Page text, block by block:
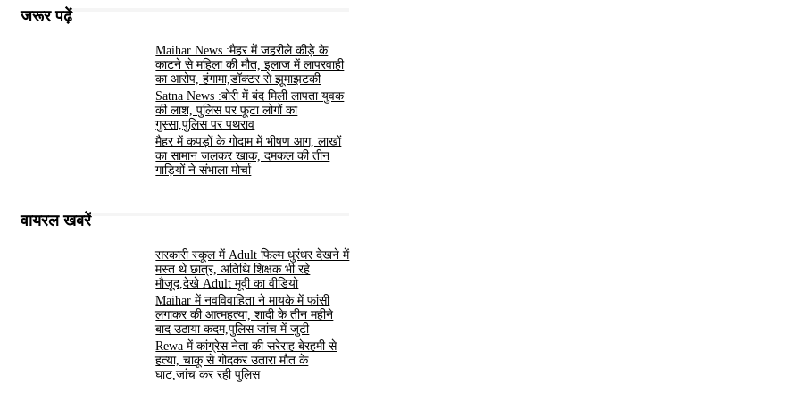
जरूर पढ़ें
Maihar News :मैहर में जहरीले कीड़े के
काटने से महिला की मौत, इलाज में लापरवाही
का आरोप, हंगामा,डॉक्टर से झूमाझटकी
Satna News :बोरी में बंद मिली लापता युवक
की लाश, पुलिस पर फूटा लोगों का
गुस्सा,पुलिस पर पथराव
मैहर में कपड़ों के गोदाम में भीषण आग, लाखों
का सामान जलकर खाक, दमकल की तीन
गाड़ियों ने संभाला मोर्चा
वायरल खबरें
सरकारी स्कूल में Adult फिल्म धुरंधर देखने में
मस्त थे छात्र, अतिथि शिक्षक भी रहे
मौजूद,देखे Adult मूवी का वीडियो
Maihar में नवविवाहिता ने मायके में फांसी
लगाकर की आत्महत्या, शादी के तीन महीने
बाद उठाया कदम,पुलिस जांच में जुटी
Rewa में कांग्रेस नेता की सरेराह बेरहमी से
हत्या, चाकू से गोदकर उतारा मौत के
घाट,जांच कर रही पुलिस